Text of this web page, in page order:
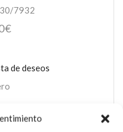
7932
€
de deseos